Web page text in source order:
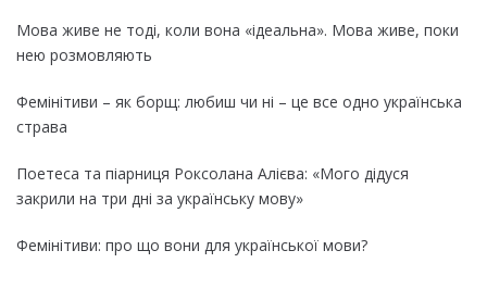
Мова живе не тоді, коли вона «ідеальна». Мова живе, поки
нею розмовляють
Фемінітиви – як борщ: любиш чи ні – це все одно українська
страва
Поетеса та піарниця Роксолана Алієва: «Мого дідуся
закрили на три дні за українську мову»
Фемінітиви: про що вони для української мови?